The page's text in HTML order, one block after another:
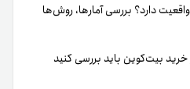
دارد؟ بررسی آمارها، روش‌ها